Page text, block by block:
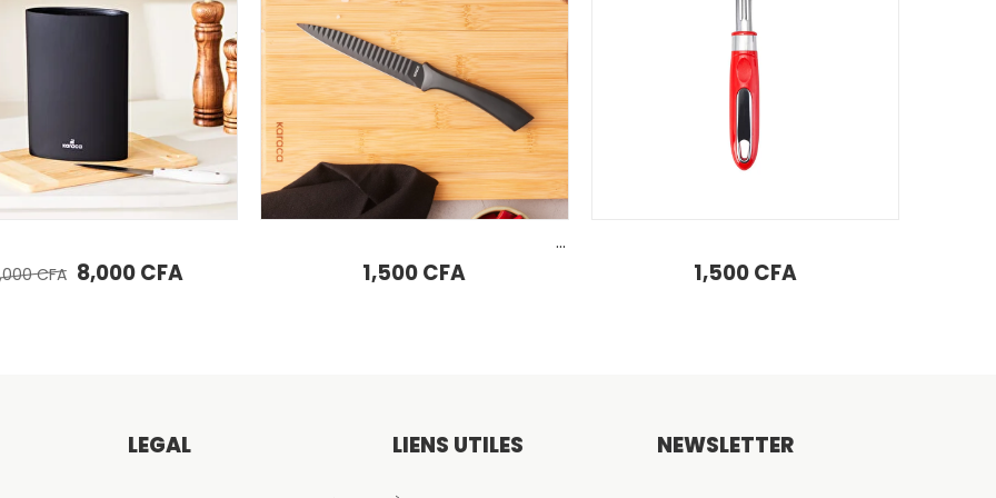
LIRE LA SUITE
CFA.
LIRE LA SUITE
1,500CFA
AJOUTER AU PANIER
1,500CFA
LÉGAL LIENS UTILES NEWSLETTER